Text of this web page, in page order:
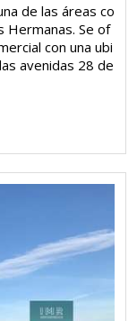
de las áreas co
Hermanas. Se of
con una ubi
avenidas 28 de